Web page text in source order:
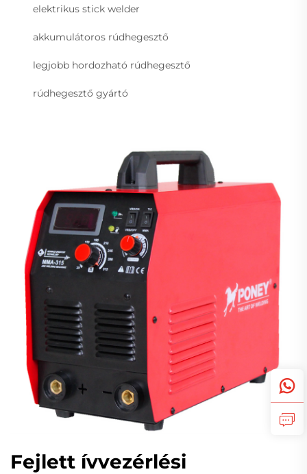
elektrikus stick welder
akkumulátoros rúdhegesztő
legjobb hordozható rúdhegesztő
rúdhegesztő gyártó
Fejlett ívvezérlési